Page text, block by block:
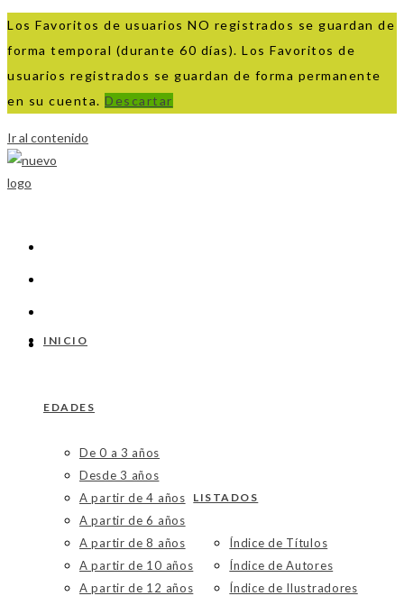
Los Favoritos de usuarios NO registrados se guardan de
forma temporal (durante 60 días). Los Favoritos de
usuarios registrados se guardan de forma permanente
en su cuenta. Descartar
Ir al contenido
INICIO
EDADES
De 0 a 3 años
Desde 3 años
A partir de 4 años
A partir de 6 años
A partir de 8 años
A partir de 10 años
A partir de 12 años
LISTADOS
Índice de Títulos
Índice de Autores
Índice de Ilustradores